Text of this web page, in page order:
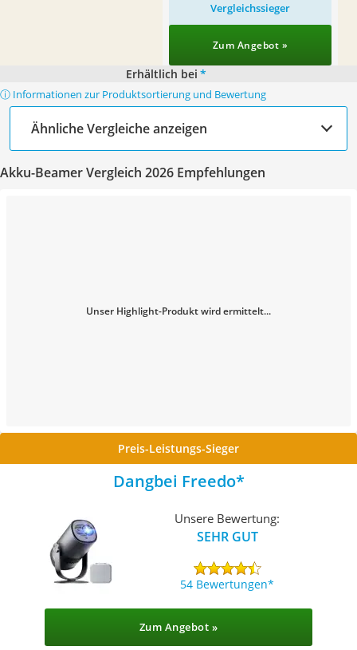
Vergleichssieger
Zum Angebot »
Erhältlich bei *
ⓘ Informationen zur Produktsortierung und Bewertung
Ähnliche Vergleiche anzeigen
Akku-Beamer Vergleich 2026 Empfehlungen
Unser Highlight-Produkt wird ermittelt...
Preis-Leistungs-Sieger
Dangbei Freedo
Unsere Bewertung:
SEHR GUT
54 Bewertungen
Zum Angebot »